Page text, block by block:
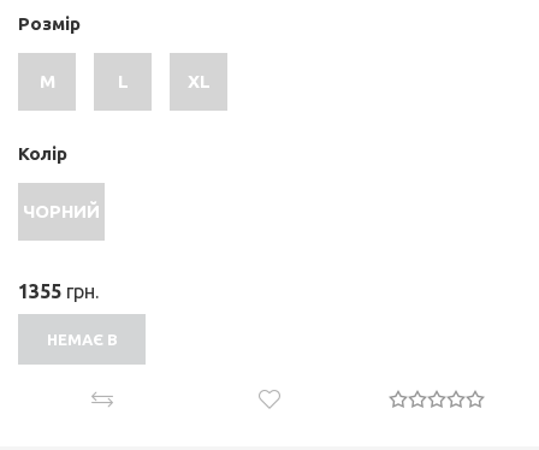
Розмір
M L XL
Колір
ЧОРНИЙ
1355 грн.
НЕМАЄ В